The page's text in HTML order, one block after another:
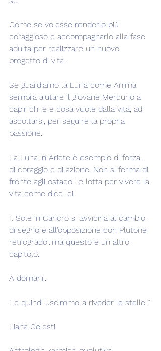
Come se volesse renderlo più
coraggioso e accompagnarlo alla fase
adulta per realizzare un nuovo
progetto di vita.
Se guardiamo la Luna come Anima
sembra aiutare il giovane Mercurio a
capir chi è e cosa vuole dalla vita, ad
ascoltarsi, per seguire la propria
passione.
La Luna in Ariete è esempio di forza,
di coraggio e di azione. Non si ferma di
fronte agli ostacoli e lotta per vivere la
vita come dice lei.
Il Sole in Cancro si avvicina al cambio
di segno e all'opposizione con Plutone
retrogrado...ma questo è un altro
capitolo.
A domani..
“..e quindi uscimmo a riveder le stelle..”
Liana Celesti